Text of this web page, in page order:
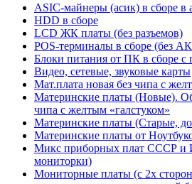
ASIC-майнеры (асик) в сборе
HDD в сборе
LCD ЖК платы (без разъемов)
POS-терминалы в сборе (без
Блоки питания от ПК в сборе с
Видео, сетевые, звуковые карты
Мат.плата новая без чипа с
Материнские платы (Новые).
чипа с желтым «галстуком»
Материнские платы (Старые,
Материнские платы от
Микс приборных плат СССР
мониторки)
Мониторные платы (с 2х